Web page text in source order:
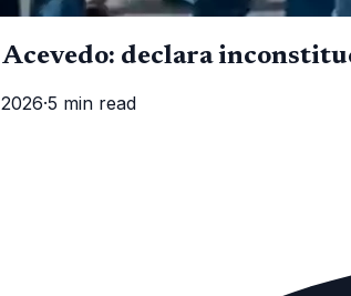
Acevedo: declara
·5 min read